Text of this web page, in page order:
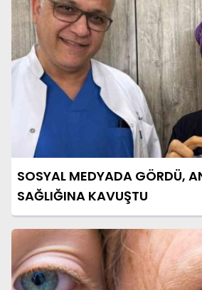
SOSYAL MEDYADA GÖRDÜ,
SAĞLIĞINA KAVUŞTU